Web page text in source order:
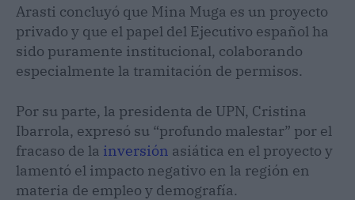
Arasti concluyó que Mina Muga es un proyecto
privado y que el papel del Ejecutivo español ha
sido puramente institucional, colaborando
especialmente la tramitación de permisos.
Por su parte, la presidenta de UPN, Cristina
Ibarrola, expresó su “profundo malestar” por el
fracaso de la inversión asiática en el proyecto y
lamentó el impacto negativo en la región en
materia de empleo y demografía.